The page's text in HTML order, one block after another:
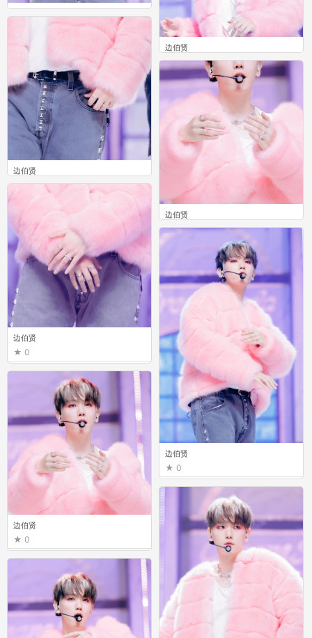
边伯贤
0
边伯贤
0
边伯贤
0
边伯贤
0
边伯贤
0
边伯贤
0